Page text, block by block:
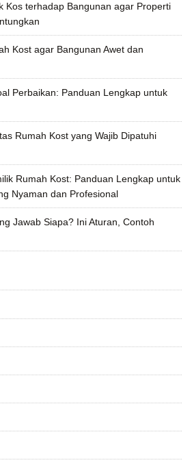
Kos terhadap Bangunan agar Properti
Kost agar Bangunan Awet dan
Perbaikan: Panduan Lengkap untuk
Rumah Kost yang Wajib Dipatuhi
Rumah Kost: Panduan Lengkap untuk
Nyaman dan Profesional
Jawab Siapa? Ini Aturan, Contoh